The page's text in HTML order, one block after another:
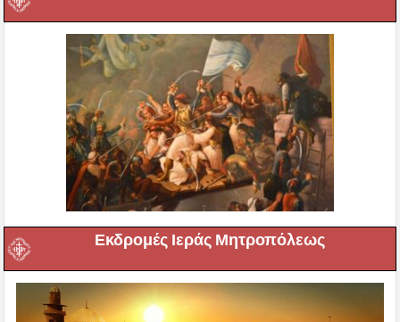
Εκδρομές Ιεράς Μητροπόλεως